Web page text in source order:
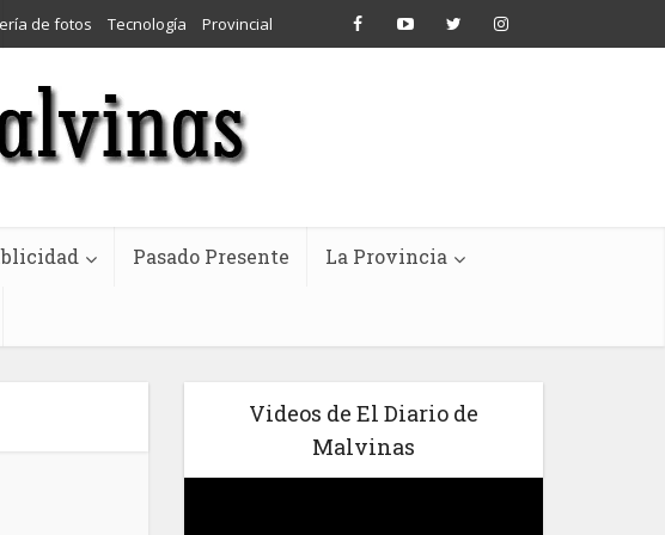
de fotos Tecnología Provincial
Pasado Presente La Provincia
Videos de El Diario de
Malvinas